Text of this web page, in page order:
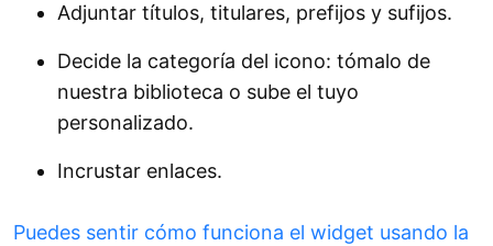
Adjuntar títulos, titulares, prefijos y sufijos.
Decide la categoría del icono: tómalo de
nuestra biblioteca o sube el tuyo
personalizado.
Incrustar enlaces.
Puedes sentir cómo funciona el widget usando la